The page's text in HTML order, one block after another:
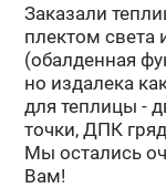
За­ка­за­ли
плек­том света
(обал­ден­ная
но из­да­ле­ка
для теп­ли­цы -
точ­ки, ДПК
Мы оста­лись
Вам!